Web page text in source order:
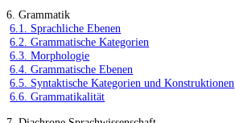
6. Grammatik
6.1. Sprachliche Ebenen
6.2. Grammatische Kategorien
6.3. Morphologie
6.4. Grammatische Ebenen
6.5. Syntaktische Kategorien und Konstruktionen
6.6. Grammatikalität